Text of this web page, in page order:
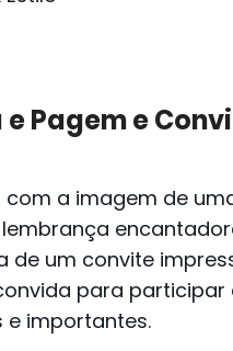
Pagem e
a imagem de
de um convite
para participar
e importantes.